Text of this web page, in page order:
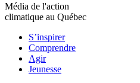
Média de l'action
climatique au Québec
S’inspirer
Comprendre
Agir
Jeunesse